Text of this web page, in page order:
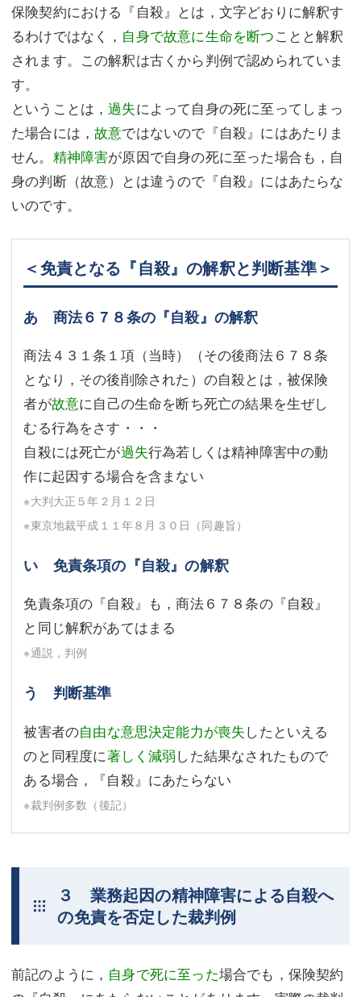
保険契約における『自殺』とは，文字どおりに解釈す
るわけではなく， 自身で故意に生命を断つことと解釈
されます。この解釈は古くから判例で認められていま
す。
ということは，過失によって自身の死に至ってしまっ
た場合には，故意ではないので『自殺』にはあたりま
せん。 精神障害が原因で自身の死に至った場合も，自
身の判断（故意）とは違うので『自殺』にはあたらな
いのです。
＜免責となる『自殺』の解釈と判断基準＞
あ 商法６７８条の『自殺』の解釈
商法４３１条１項（当時）（その後商法６７８条
となり，その後削除された）の自殺とは，被保険
者が故意に自己の生命を断ち死亡の結果を生ぜし
むる行為をさす・・・
自殺には死亡が過失行為若しくは精神障害中の動
作に起因する場合を含まない
※大判大正５年２月１２日
※東京地裁平成１１年８月３０日（同趣旨）
い 免責条項の『自殺』の解釈
免責条項の『自殺』も，商法６７８条の『自殺』
と同じ解釈があてはまる
※通説，判例
う 判断基準
被害者の自由な意思決定能力が喪失したといえる
のと同程度に著しく減弱した結果なされたもので
ある場合，『自殺』にあたらない
※裁判例多数（後記）
３ 業務起因の精神障害による自殺へ
の免責を否定した裁判例
前記のように， 自身で死に至った場合でも，保険契約